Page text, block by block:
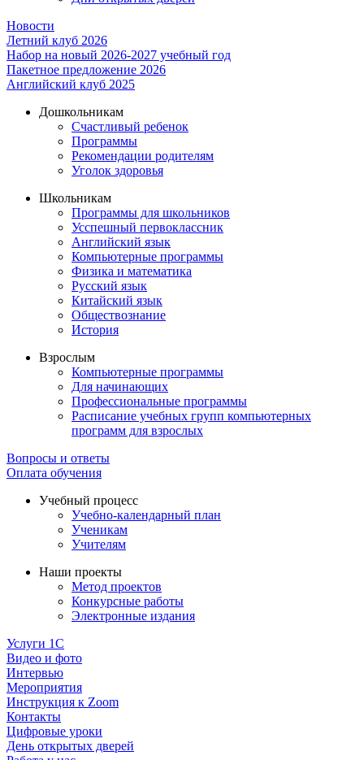
Новости
Летний клуб 2026
Набор на новый 2026-2027 учебный год
Пакетное предложение 2026
Английский клуб 2025
Дошкольникам
Счастливый ребенок
Программы
Рекомендации родителям
Уголок здоровья
Школьникам
Программы для школьников
Усспешный первоклассник
Английский язык
Компьютерные программы
Физика и математика
Русский язык
Китайский язык
Обществознание
История
Взрослым
Компьютерные программы
Для начинающих
Профессиональные программы
Расписание учебных групп компьютерных
программ для взрослых
Вопросы и ответы
Оплата обучения
Учебный процесс
Учебно-календарный план
Ученикам
Учителям
Наши проекты
Метод проектов
Конкурсные работы
Электронные издания
Услуги 1C
Видео и фото
Интервью
Мероприятия
Инструкция к Zoom
Контакты
Цифровые уроки
День открытых дверей